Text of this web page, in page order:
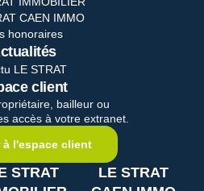
CAEN IMMO
honoraires
LE STRAT
client
bailleur ou
accès à votre extranet.
à l'espace client
STRAT
LE STRAT